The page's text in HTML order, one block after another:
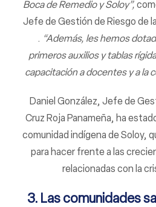
Boca de Remedio y Soloy”,
Jefe de Gestión de Riesgo de
. “Además, les hemos
primeros auxilios y tablas
capacitación a docentes y a la
Daniel González, Jefe de
Cruz Roja Panameña, ha
comunidad indígena de Soloy,
para hacer frente a las
relacionadas con la
3. Las comunidades